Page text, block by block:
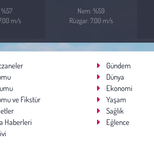
m/s
Nem: %59
Rüzgar: 7.00 m/s
ve Fikstür
Haberleri
Gündem
Dünya
Ekonomi
Yaşam
Sağlık
Eğlence